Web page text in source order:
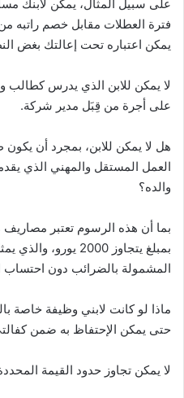
على سبيل المثال، يمكن لابنك
فترة العطلات مقابل خصم راتبه
يمكن اعتباره تحت إعالتك بغض
لا يمكن للابن الذي يدرس
على أجرة من قِبَل مدير شركة.
هل لا يمكن للابن، بمجرد أن يكون
العمل المستقل والمهني الذي
والده؟
بما أن هذه الرسوم تعتبر مصاريف
بمبلغ يتجاوز 2000
المشمولة بالضرائب دون احتساب
ماذا لو كانت لابني وظيفة خاصة
حتى يمكن الإحتفاظ به ضمن
لا يمكن تجاوز حدود القيمة